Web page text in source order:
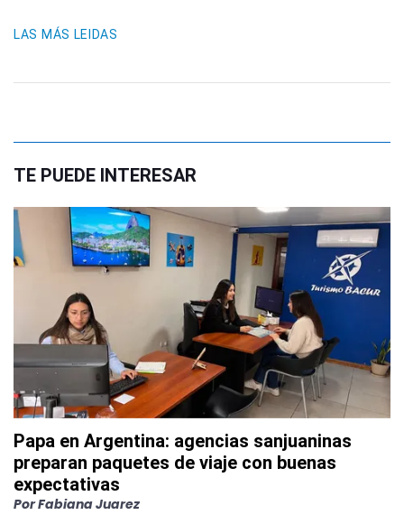
LAS MÁS LEIDAS
TE PUEDE INTERESAR
Papa en Argentina: agencias sanjuaninas
preparan paquetes de viaje con buenas
expectativas
PorFabiana Juarez